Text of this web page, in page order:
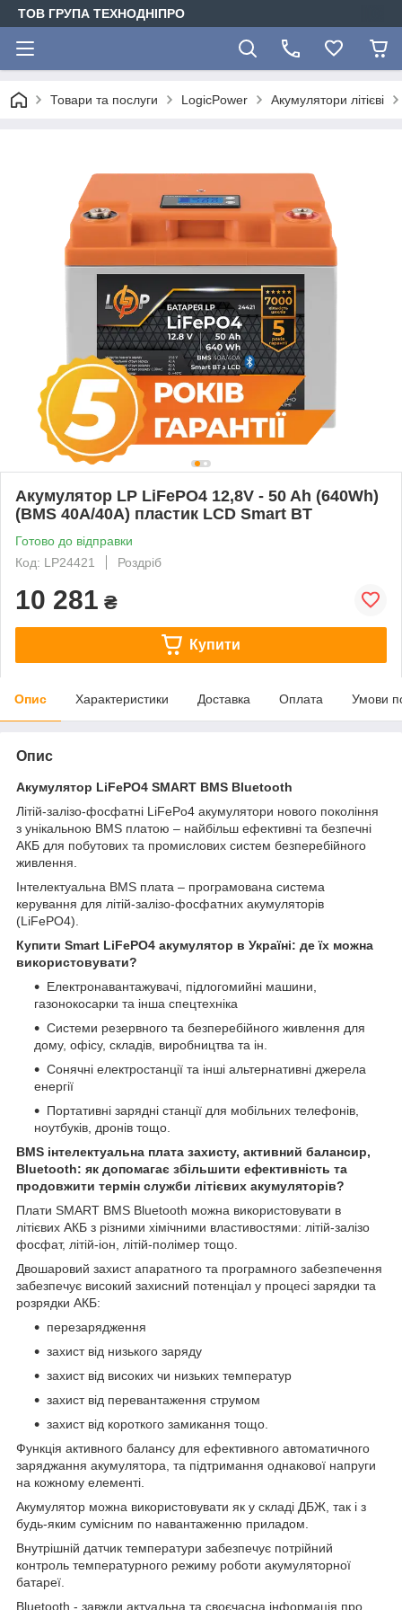
ТОВ ГРУПА ТЕХНОДНІПРО
Товари та послуги LogicPower Акумулятори літієві
Акумулятор LP LiFePO4 12,8V - 50 Ah (640Wh)
(BMS 40A/40А) пластик LCD Smart BT
Готово до відправки
Код: LP24421
Роздріб
10 281 ₴
Купити
Опис Характеристики Доставка Оплата Умови
Опис
Акумулятор LiFePO4 SMART BMS Bluetooth
Літій-залізо-фосфатні LiFePo4 акумулятори нового покоління
з унікальною BMS платою – найбільш ефективні та безпечні
АКБ для побутових та промислових систем безперебійного
живлення.
Інтелектуальна BMS плата – програмована система
керування для літій-залізо-фосфатних акумуляторів
(LiFePO4).
Купити Smart LiFePO4 акумулятор в Україні: де їх можна
використовувати?
Електронавантажувачі, підлогомийні машини,
газонокосарки та інша спецтехніка
Системи резервного та безперебійного живлення для
дому, офісу, складів, виробництва та ін.
Сонячні електростанції та інші альтернативні джерела
енергії
Портативні зарядні станції для мобільних телефонів,
ноутбуків, дронів тощо.
BMS інтелектуальна плата захисту, активний балансир,
Bluetooth: як допомагає збільшити ефективність та
продовжити термін служби літієвих акумуляторів?
Плати SMART BMS Bluetooth можна використовувати в
літієвих АКБ з різними хімічними властивостями: літій-залізо
фосфат, літій-іон, літій-полімер тощо.
Двошаровий захист апаратного та програмного забезпечення
забезпечує високий захисний потенціал у процесі зарядки та
розрядки АКБ:
перезарядження
захист від низького заряду
захист від високих чи низьких температур
захист від перевантаження струмом
захист від короткого замикання тощо.
Функція активного балансу для ефективного автоматичного
заряджання акумулятора, та підтримання однакової напруги
на кожному елементі.
Акумулятор можна використовувати як у складі ДБЖ, так і з
будь-яким сумісним по навантаженню приладом.
Внутрішній датчик температури забезпечує потрійний
контроль температурного режиму роботи акумуляторної
батареї.
Bluetooth - завжди актуальна та своєчасна інформація про